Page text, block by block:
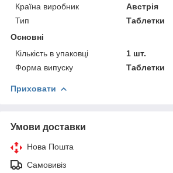
Країна виробник
Австрія
Тип
Таблетки
Основні
Кількість в упаковці
1 шт.
Форма випуску
Таблетки
Приховати
Умови доставки
Нова Пошта
Самовивіз